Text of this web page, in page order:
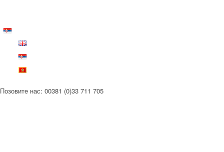
Позовите нас: 00381 (0)33 711 705